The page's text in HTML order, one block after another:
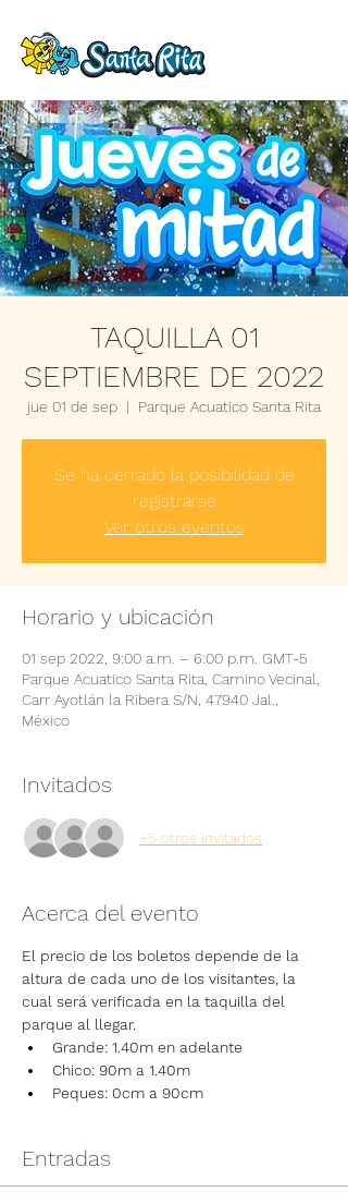
TAQUILLA 01
SEPTIEMBRE DE 2022
jue 01 de sep
  |
Parque Acuatico Santa Rita
Se ha cerrado la posibilidad de
registrarse
Ver otros eventos
Horario y ubicación
01 sep 2022, 9:00 a.m. – 6:00 p.m. GMT-5
Parque Acuatico Santa Rita, Camino Vecinal,
Carr Ayotlán la Ribera S/N, 47940 Jal.,
México
Invitados
+5 otros invitados
Acerca del evento
El precio de los boletos depende de la
altura de cada uno de los visitantes, la
cual será verificada en la taquilla del
parque al llegar.
Grande: 1.40m en adelante
Chico: 90m a 1.40m
Peques: 0cm a 90cm
Entradas